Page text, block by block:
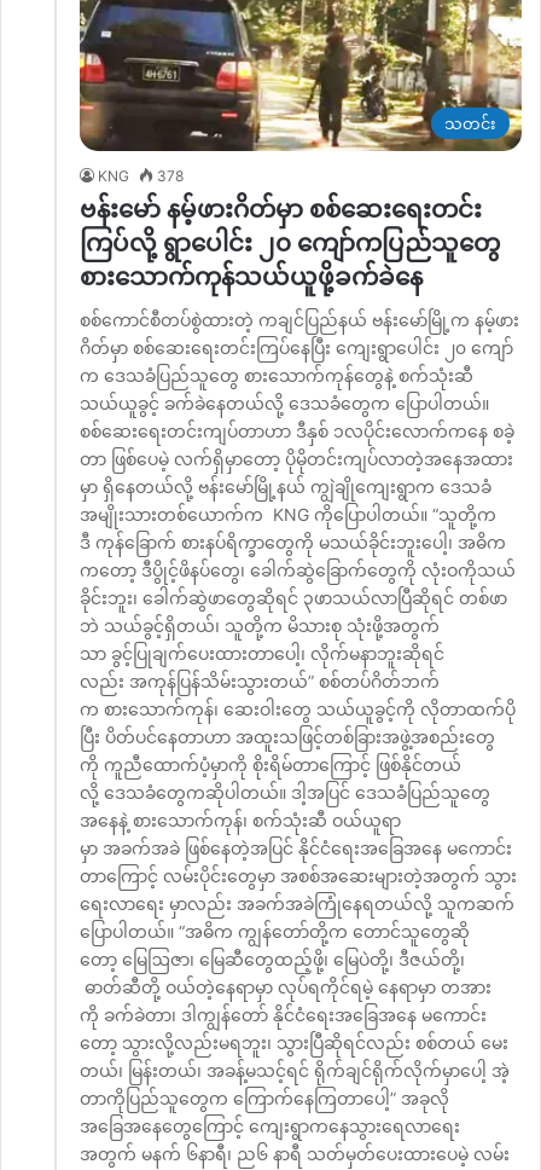
သတင်း
KNG 378
ဗန်းမော် နမ့်ဖားဂိတ်မှာ စစ်ဆေးရေးတင်း
ကြပ်လို့ ရွာပေါင်း ၂၀ ကျော်ကပြည်သူတွေ
စားသောက်ကုန်သယ်ယူဖို့ခက်ခဲနေ
စစ်ကောင်စီတပ်စွဲထားတဲ့ ကချင်ပြည်နယ် ဗန်းမော်မြို့က နမ့်ဖား
ဂိတ်မှာ စစ်ဆေးရေးတင်းကြပ်နေပြီး ကျေးရွာပေါင်း ၂၀ ကျော်
က ဒေသခံပြည်သူတွေ စားသောက်ကုန်တွေနဲ့ စက်သုံးဆီ
သယ်ယူခွင့် ခက်ခဲနေတယ်လို့ ဒေသခံတွေက ပြောပါတယ်။
စစ်ဆေးရေးတင်းကျပ်တာဟာ ဒီနှစ် ၁လပိုင်းလောက်ကနေ စခဲ့
တာ ဖြစ်ပေမဲ့ လက်ရှိမှာတော့ ပိုမိုတင်းကျပ်လာတဲ့အနေအထား
မှာ ရှိနေတယ်လို့ ဗန်းမော်မြို့နယ် ကျွဲချိုကျေးရွာက ဒေသခံ
အမျိုးသားတစ်ယောက်က KNG ကိုပြောပါတယ်။ “သူတို့က
ဒီ ကုန်ခြောက် စားနပ်ရိက္ခာတွေကို မသယ်ခိုင်းဘူးပေါ့၊ အဓိက
ကတော့ ဒီပွိုင့်ဖိနပ်တွေ၊ ခေါက်ဆွဲခြောက်တွေကို လုံးဝကိုသယ်
ခိုင်းဘူး၊ ခေါက်ဆွဲဖာတွေဆိုရင် ၃ဖာသယ်လာပြီဆိုရင် တစ်ဖာ
ဘဲ သယ်ခွင့်ရှိတယ်၊ သူတို့က မိသားစု သုံးဖို့အတွက်
သာ ခွင့်ပြုချက်ပေးထားတာပေါ့၊ လိုက်မနာဘူးဆိုရင်
လည်း အကုန်ပြန်သိမ်းသွားတယ်” စစ်တပ်ဂိတ်ဘက်
က စားသောက်ကုန်၊ ဆေးဝါးတွေ သယ်ယူခွင့်ကို လိုတာထက်ပို
ပြီး ပိတ်ပင်နေတာဟာ အထူးသဖြင့်တစ်ခြားအဖွဲ့အစည်းတွေ
ကို ကူညီထောက်ပံ့မှာကို စိုးရိမ်တာကြောင့် ဖြစ်နိုင်တယ်
လို့ ဒေသခံတွေကဆိုပါတယ်။ ဒါ့အပြင် ဒေသခံပြည်သူတွေ
အနေနဲ့ စားသောက်ကုန်၊ စက်သုံးဆီ ဝယ်ယူရာ
မှာ အခက်အခဲ ဖြစ်နေတဲ့အပြင် နိုင်ငံရေးအခြေအနေ မကောင်း
တာကြောင့် လမ်းပိုင်းတွေမှာ အစစ်အဆေးများတဲ့အတွက် သွား
ရေးလာရေး မှာလည်း အခက်အခဲကြုံနေရတယ်လို့ သူကဆက်
ပြောပါတယ်။ “အဓိက ကျွန်တော်တို့က တောင်သူတွေဆို
တော့ မြေဩဇာ၊ မြေဆီတွေထည့်ဖို့၊ မြေပဲတို့၊ ဒီဇယ်တို့၊
ဓာတ်ဆီတို့ ဝယ်တဲ့နေရာမှာ လုပ်ရကိုင်ရမဲ့ နေရာမှာ တအား
ကို ခက်ခဲတာ၊ ဒါကျွန်တော် နိုင်ငံရေးအခြေအနေ မကောင်း
တော့ သွားလို့လည်းမရဘူး၊ သွားပြီဆိုရင်လည်း စစ်တယ် မေး
တယ်၊ မြန်းတယ်၊ အခန့်မသင့်ရင် ရိုက်ချင်ရိုက်လိုက်မှာပေါ့ အဲ့
တာကိုပြည်သူတွေက ကြောက်နေကြတာပေါ့” အခုလို
အခြေအနေတွေကြောင့် ကျေးရွာကနေသွားရေလာရေး
အတွက် မနက် ၆နာရီ၊ ည၆ နာရီ သတ်မှတ်ပေးထားပေမဲ့ လမ်း